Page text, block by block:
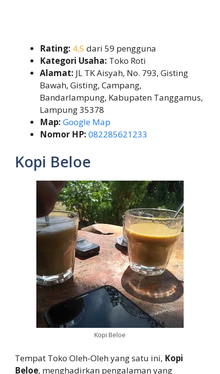
Rating: 4,5 dari 59 pengguna
Kategori Usaha: Toko Roti
Alamat: JL TK Aisyah, No. 793, Gisting
Bawah, Gisting, Campang,
Bandarlampung, Kabupaten Tanggamus,
Lampung 35378
Map: Google Map
Nomor HP: 082285621233
Kopi Beloe
Kopi Beloe
Tempat Toko Oleh-Oleh yang satu ini, Kopi
Beloe, menghadirkan pengalaman yang